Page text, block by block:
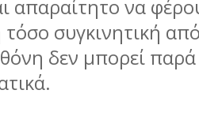
απαραίτητο να
τόσο συγκινητική
δεν μπορεί παρά